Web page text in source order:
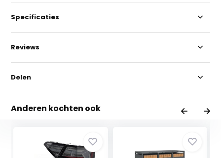
Specificaties
Reviews
Delen
Anderen kochten ook